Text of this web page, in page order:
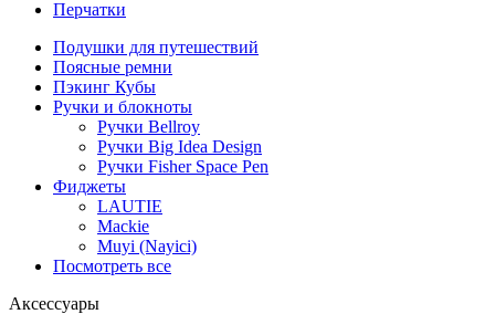
Перчатки
Подушки для путешествий
Поясные ремни
Пэкинг Кубы
Ручки и блокноты
Ручки Bellroy
Ручки Big Idea Design
Ручки Fisher Space Pen
Фиджеты
LAUTIE
Mackie
Muyi (Nayici)
Посмотреть все
Аксессуары